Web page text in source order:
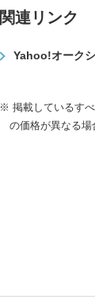
関連リンク
Yahoo!オーク
※ 掲載しているす
の価格が異なる場